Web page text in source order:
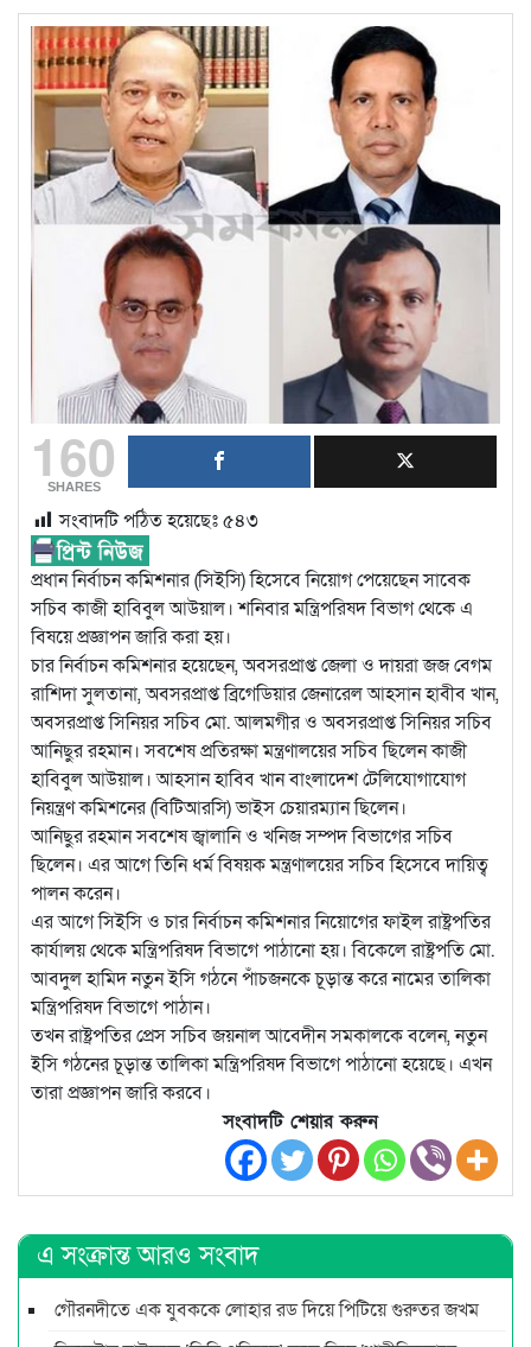
160
SHARES
সংবাদটি পঠিত হয়েছেঃ৫৪৩
প্রধান নির্বাচন কমিশনার (সিইসি) হিসেবে নিয়োগ পেয়েছেন সাবেক
সচিব কাজী হাবিবুল আউয়াল। শনিবার মন্ত্রিপরিষদ বিভাগ থেকে এ
বিষয়ে প্রজ্ঞাপন জারি করা হয়।
চার নির্বাচন কমিশনার হয়েছেন, অবসরপ্রাপ্ত জেলা ও দায়রা জজ বেগম
রাশিদা সুলতানা, অবসরপ্রাপ্ত ব্রিগেডিয়ার জেনারেল আহসান হাবীব খান,
অবসরপ্রাপ্ত সিনিয়র সচিব মো. আলমগীর ও অবসরপ্রাপ্ত সিনিয়র সচিব
আনিছুর রহমান। সবশেষ প্রতিরক্ষা মন্ত্রণালয়ের সচিব ছিলেন কাজী
হাবিবুল আউয়াল। আহসান হাবিব খান বাংলাদেশ টেলিযোগাযোগ
নিয়ন্ত্রণ কমিশনের (বিটিআরসি) ভাইস চেয়ারম্যান ছিলেন।
আনিছুর রহমান সবশেষ জ্বালানি ও খনিজ সম্পদ বিভাগের সচিব
ছিলেন। এর আগে তিনি ধর্ম বিষয়ক মন্ত্রণালয়ের সচিব হিসেবে দায়িত্ব
পালন করেন।
এর আগে সিইসি ও চার নির্বাচন কমিশনার নিয়োগের ফাইল রাষ্ট্রপতির
কার্যালয় থেকে মন্ত্রিপরিষদ বিভাগে পাঠানো হয়। বিকেলে রাষ্ট্রপতি মো.
আবদুল হামিদ নতুন ইসি গঠনে পাঁচজনকে চূড়ান্ত করে নামের তালিকা
মন্ত্রিপরিষদ বিভাগে পাঠান।
তখন রাষ্ট্রপতির প্রেস সচিব জয়নাল আবেদীন সমকালকে বলেন, নতুন
ইসি গঠনের চূড়ান্ত তালিকা মন্ত্রিপরিষদ বিভাগে পাঠানো হয়েছে। এখন
তারা প্রজ্ঞাপন জারি করবে।
সংবাদটি শেয়ার করুন
এ সংক্রান্ত আরও সংবাদ
গৌরনদীতে এক যুবককে লোহার রড দিয়ে পিটিয়ে গুরুতর জখম